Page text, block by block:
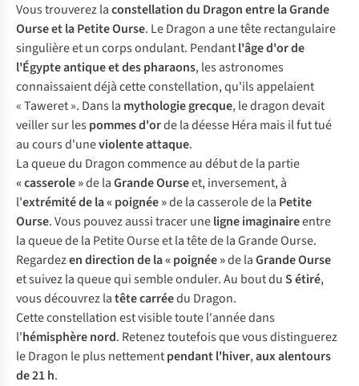
Vous trouverez laconstellation du Dragon entre la Grande
Ourse et la Petite Ourse. Le Dragon a une tête rectangulaire
singulière et un corps ondulant. Pendantl'âge d'or de
l'Égypte antique et des pharaons, les astronomes
connaissaient déjà cette constellation, qu'ils appelaient
« Taweret ». Dans la mythologie grecque, le dragon devait
veiller sur les pommes d'orde la déesse Héra mais il fut tué
au cours d'uneviolente attaque.
La queue du Dragon commence au début de la partie
« casserole »de laGrande Ourseet, inversement, à
l'extrémité de la « poignée »de la casserole de la Petite
Ourse. Vous pouvez aussi tracer uneligne imaginaireentre
la queue de la Petite Ourse et la tête de la Grande Ourse.
Regardezen direction de la « poignée »de laGrande Ourse
et suivez la queue qui semble onduler. Au bout duS étiré,
vous découvrez latête carréedu Dragon.
Cette constellation est visible toute l'année dans
l'hémisphère nord. Retenez toutefois que vous distinguerez
le Dragon le plus nettementpendant l'hiver,aux alentours
de 21 h.